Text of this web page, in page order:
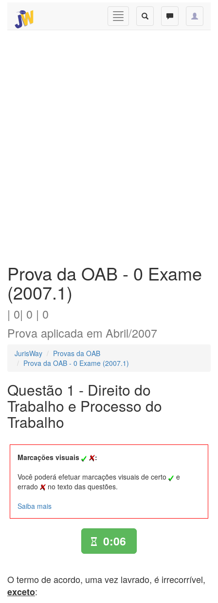
Prova da OAB - 0 Exame
(2007.1)
| 0| 0 | 0
Prova aplicada em Abril/2007
JurisWay
Provas da OAB
Prova da OAB - 0 Exame (2007.1)
Questão 1 - Direito do
Trabalho e Processo do
Trabalho
Marcações visuais
:
Você poderá efetuar marcações visuais de certo
e
errado
no texto das questões.
Saiba mais
0:06
O termo de acordo, uma vez lavrado, é irrecorrível,
exceto: